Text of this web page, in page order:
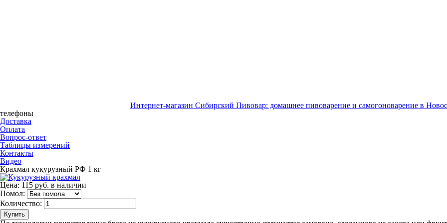
Интернет-магазин Сибирский Пивовар: домашнее пивоварение и самогоноварение в
телефоны
Доставка
Оплата
Вопрос-ответ
Таблицы измерений
Контакты
Видео
Крахмал кукурузный РФ 1 кг
Цена: 115 руб. в наличии
Помол:
Количество:
Купить